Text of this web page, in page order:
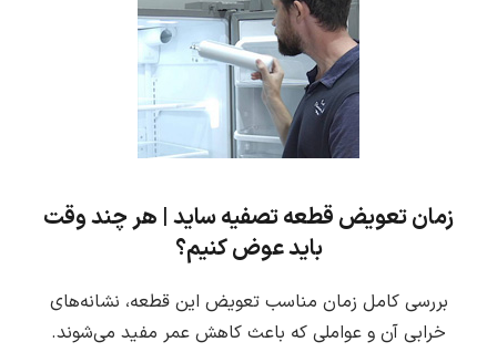
زمان تعویض قطعه تصفیه ساید | هر چند وقت
باید عوض کنیم؟
بررسی کامل زمان مناسب تعویض این قطعه، نشانه‌های
خرابی آن و عواملی که باعث کاهش عمر مفید می‌شوند.